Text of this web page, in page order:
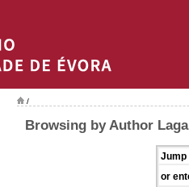
/
Browsing by Author
Jump
or